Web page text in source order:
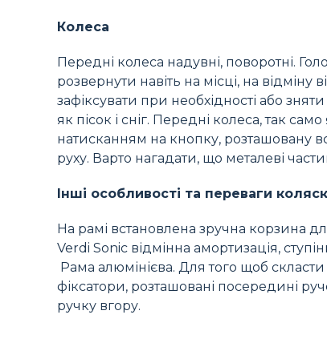
Колеса
Передні колеса надувні, поворотні.
розвернути навіть на місці, на
зафіксувати при необхідності або
як пісок і сніг. Передні колеса, так
натисканням на кнопку, розташовану
руху. Варто нагадати, що металеві
Інші особливості та переваги
На рамі встановлена зручна корзина
Verdi Sonic відмінна амортизація,
Рама алюмінієва. Для того щоб
фіксатори, розташовані посередині
ручку вгору.